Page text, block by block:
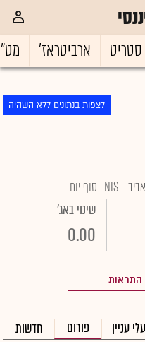
סטריט ארביטראז'
לצפות בנתונים ללא השהיה
NIS סוף יום
שינוי באג'
0.00
התראות
עניין פורום חדשות